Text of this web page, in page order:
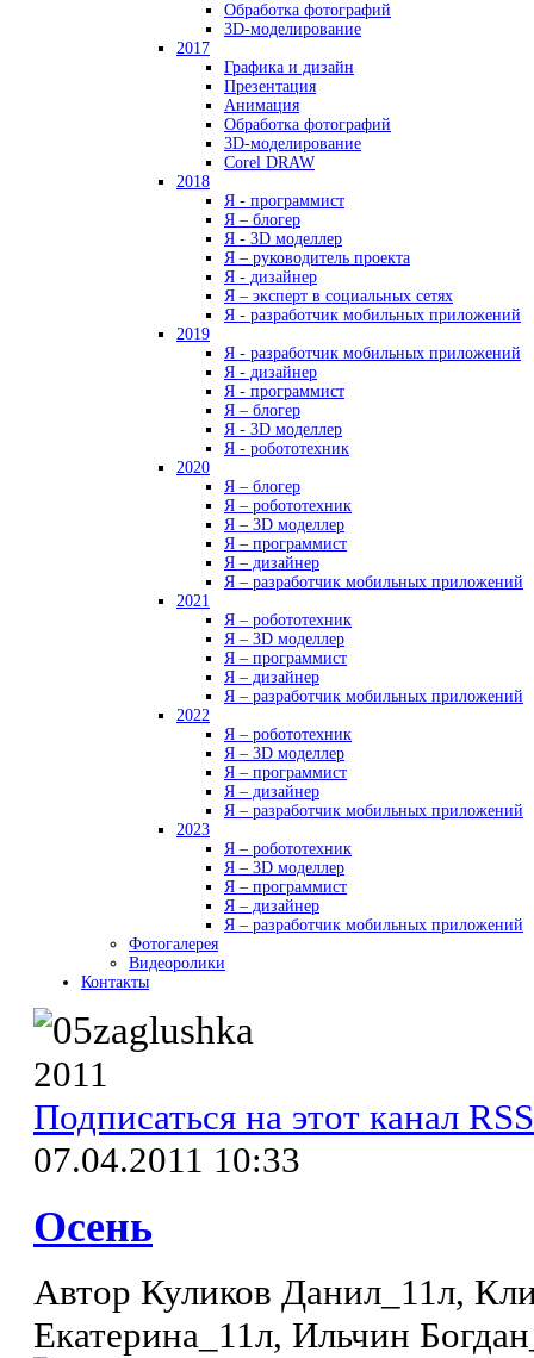
Обработка фотографий
3D-моделирование
2017
Графика и дизайн
Презентация
Анимация
Обработка фотографий
3D-моделирование
Corel DRAW
2018
Я - программист
Я – блогер
Я - 3D моделлер
Я – руководитель проекта
Я - дизайнер
Я – эксперт в социальных сетях
Я - разработчик мобильных приложений
2019
Я - разработчик мобильных приложений
Я - дизайнер
Я - программист
Я – блогер
Я - 3D моделлер
Я - робототехник
2020
Я – блогер
Я – робототехник
Я – 3D моделлер
Я – программист
Я – дизайнер
Я – разработчик мобильных приложений
2021
Я – робототехник
Я – 3D моделлер
Я – программист
Я – дизайнер
Я – разработчик мобильных приложений
2022
Я – робототехник
Я – 3D моделлер
Я – программист
Я – дизайнер
Я – разработчик мобильных приложений
2023
Я – робототехник
Я – 3D моделлер
Я – программист
Я – дизайнер
Я – разработчик мобильных приложений
Фотогалерея
Видеоролики
Контакты
2011
Подписаться на этот канал RSS
07.04.2011 10:33
Осень
Автор Куликов Данил_11л,
Екатерина_11л, Ильчин